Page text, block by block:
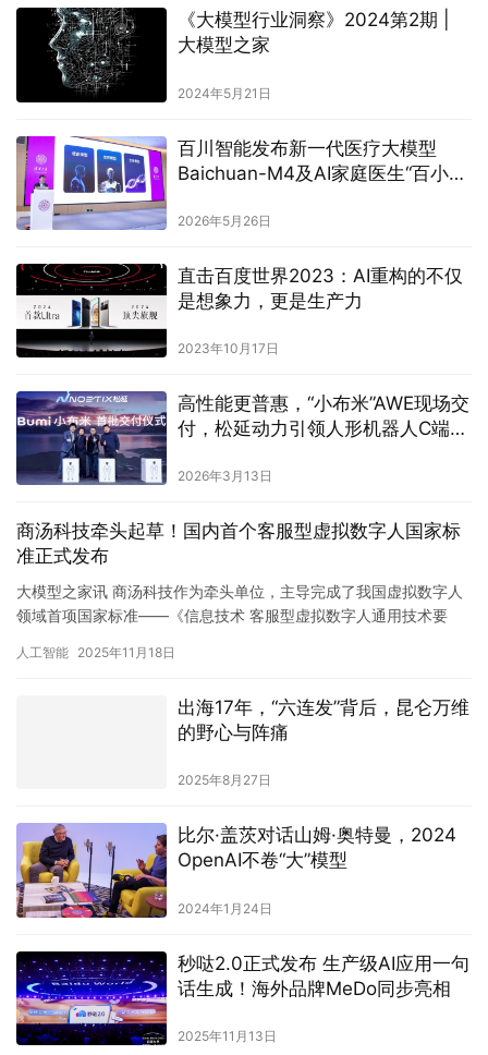
《大模型行业洞察》2024第2期 |
大模型之家
2024年5月21日
百川智能发布新一代医疗大模型
Baichuan-M4及AI家庭医生“百小
2026年5月26日
直击百度世界2023：AI重构的不仅
是想象力，更是生产力
2023年10月17日
高性能更普惠，“小布米”AWE现场交
付，松延动力引领人形机器人C端市
2026年3月13日
商汤科技牵头起草！国内首个客服型虚拟数字人国家标
准正式发布
大模型之家讯 商汤科技作为牵头单位，主导完成了我国虚拟数字人
领域首项国家标准——《信息技术 客服型虚拟数字人通用技术要
人工智能 2025年11月18日
出海17年，“六连发”背后，昆仑万维
的野心与阵痛
2025年8月27日
比尔·盖茨对话山姆·奥特曼，2024
OpenAI不卷“大”模型
2024年1月24日
秒哒2.0正式发布 生产级AI应用一句
话生成！海外品牌MeDo同步亮相
2025年11月13日